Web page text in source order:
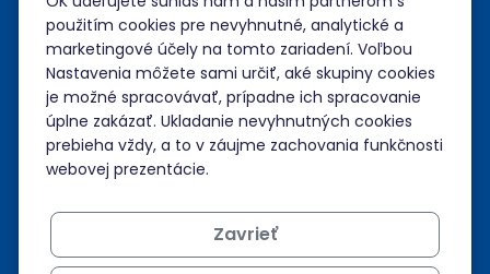
použitím cookies pre nevyhnutné, analytické a
marketingové účely na tomto zariadení. Voľbou
Nastavenia môžete sami určiť, aké skupiny cookies
je možné spracovávať, prípadne ich spracovanie
úplne zakázať. Ukladanie nevyhnutných cookies
prebieha vždy, a to v záujme zachovania funkčnosti
webovej prezentácie.
Zavrieť